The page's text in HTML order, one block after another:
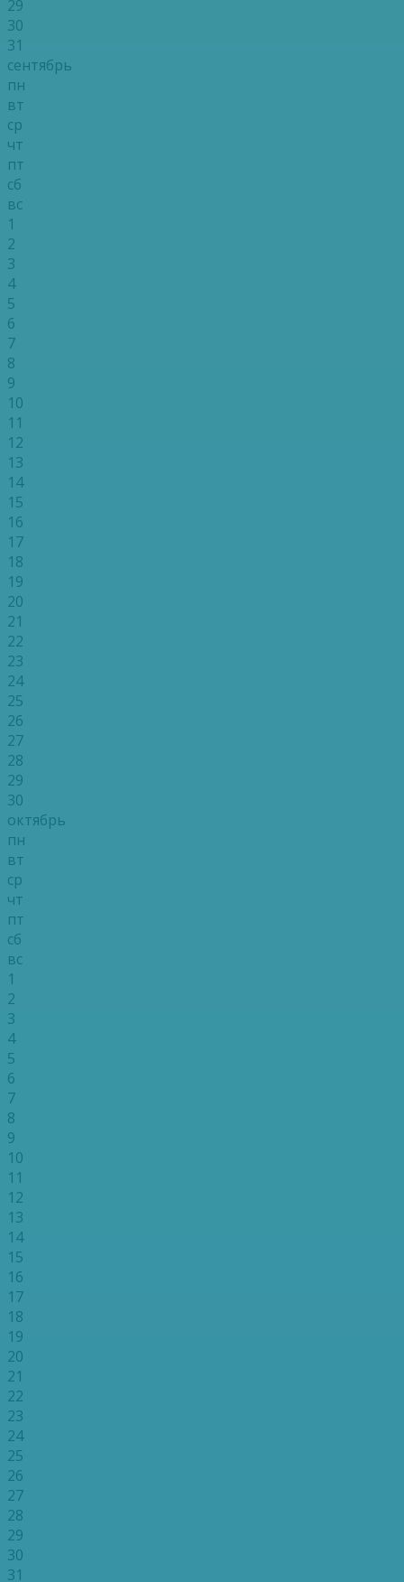
29
30
31
сентябрь
пн
вт
ср
чт
пт
сб
вс
1
2
3
4
5
6
7
8
9
10
11
12
13
14
15
16
17
18
19
20
21
22
23
24
25
26
27
28
29
30
октябрь
пн
вт
ср
чт
пт
сб
вс
1
2
3
4
5
6
7
8
9
10
11
12
13
14
15
16
17
18
19
20
21
22
23
24
25
26
27
28
29
30
31